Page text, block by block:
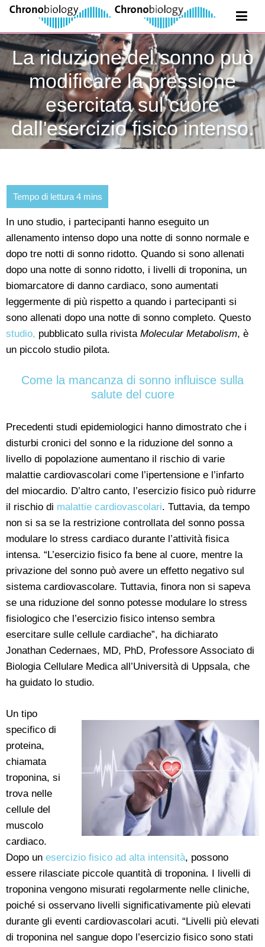
La riduzione del sonno può
modificare la pressione
esercitata sul cuore
dall'esercizio fisico intenso.
In uno studio, i partecipanti hanno eseguito un
allenamento intenso dopo una notte di sonno normale e
dopo tre notti di sonno ridotto. Quando si sono allenati
dopo una notte di sonno ridotto, i livelli di troponina, un
biomarcatore di danno cardiaco, sono aumentati
leggermente di più rispetto a quando i partecipanti si
sono allenati dopo una notte di sonno completo. Questo
studio, pubblicato sulla rivista Molecular Metabolism, è
un piccolo studio pilota.
Come la mancanza di sonno influisce sulla
salute del cuore
Precedenti studi epidemiologici hanno dimostrato che i
disturbi cronici del sonno e la riduzione del sonno a
livello di popolazione aumentano il rischio di varie
malattie cardiovascolari come l’ipertensione e l’infarto
del miocardio. D’altro canto, l’esercizio fisico può ridurre
il rischio di malattie cardiovascolari. Tuttavia, da tempo
non si sa se la restrizione controllata del sonno possa
modulare lo stress cardiaco durante l’attività fisica
intensa. “L’esercizio fisico fa bene al cuore, mentre la
privazione del sonno può avere un effetto negativo sul
sistema cardiovascolare. Tuttavia, finora non si sapeva
se una riduzione del sonno potesse modulare lo stress
fisiologico che l’esercizio fisico intenso sembra
esercitare sulle cellule cardiache”, ha dichiarato
Jonathan Cedernaes, MD, PhD, Professore Associato di
Biologia Cellulare Medica all’Università di Uppsala, che
ha guidato lo studio.
Un tipo
specifico di
proteina,
chiamata
troponina, si
trova nelle
cellule del
muscolo
cardiaco.
Dopo un esercizio fisico ad alta intensità, possono
essere rilasciate piccole quantità di troponina. I livelli di
troponina vengono misurati regolarmente nelle cliniche,
poiché si osservano livelli significativamente più elevati
durante gli eventi cardiovascolari acuti. “Livelli più elevati
di troponina nel sangue dopo l’esercizio fisico sono stati